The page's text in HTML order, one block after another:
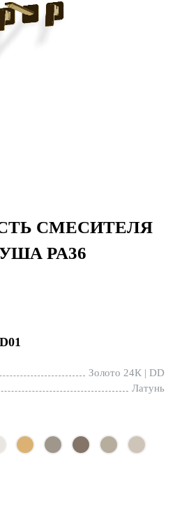
СМЕСИТЕЛЯ
PA36
Золото 24К | DD
Латунь